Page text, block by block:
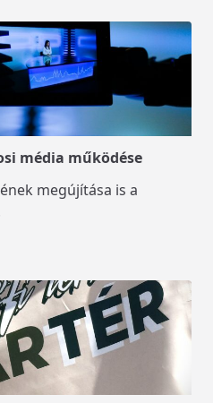
média működése
megújítása is a